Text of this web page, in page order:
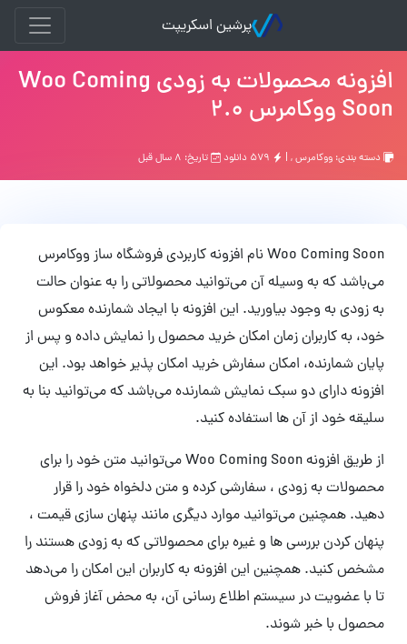
پرشین اسکریپت
افزونه محصولات به زودی Woo Coming
Soon ووکامرس 2.0
دسته بندی: ووکامرس, | تاریخ: ۸ سال قبل
Woo Coming Soon نام افزونه کاربردی فروشگاه ساز ووکامرس
می‌باشد که به وسیله آن می‌توانید محصولاتی را به عنوان حالت
به زودی به وجود بیاورید. این افزونه با ایجاد شمارنده معکوس
خود، به کاربران زمان امکان خرید محصول را نمایش داده و پس از
پایان شمارنده، امکان سفارش خرید امکان پذیر خواهد بود. این
افزونه دارای دو سبک نمایش شمارنده می‌باشد که می‌توانید بنا به
سلیقه خود از آن ها استفاده کنید.
از طریق افزونه Woo Coming Soon می‌توانید متن خود را برای
محصولات به زودی ، سفارشی کرده و متن دلخواه خود را قرار
دهید. همچنین می‌توانید موارد دیگری مانند پنهان سازی قیمت ،
پنهان کردن بررسی ها و غیره برای محصولاتی که به زودی هستند را
مشخص کنید. همچنین این افزونه به کاربران این امکان را می‌دهد
تا با عضویت در سیستم اطلاع رسانی آن، به محض آغاز فروش
محصول با خبر شوند.